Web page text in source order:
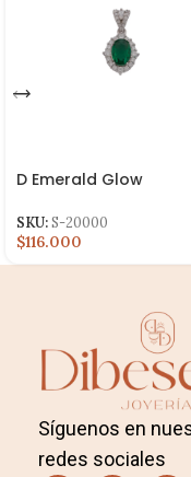
D Emerald Glow
SKU:S-20000
$116.000
Síguenos en
redes sociales